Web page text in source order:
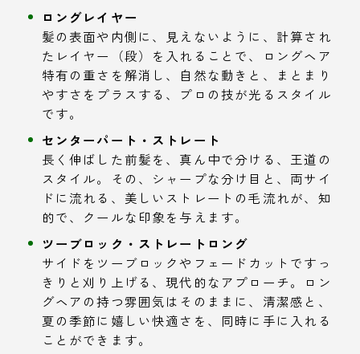
ロングレイヤー
髪の表面や内側に、見えないように、計算され
たレイヤー（段）を入れることで、ロングヘア
特有の重さを解消し、自然な動きと、まとまり
やすさをプラスする、プロの技が光るスタイル
です。
センターパート・ストレート
長く伸ばした前髪を、真ん中で分ける、王道の
スタイル。その、シャープな分け目と、両サイ
ドに流れる、美しいストレートの毛流れが、知
的で、クールな印象を与えます。
ツーブロック・ストレートロング
サイドをツーブロックやフェードカットですっ
きりと刈り上げる、現代的なアプローチ。ロン
グヘアの持つ雰囲気はそのままに、清潔感と、
夏の季節に嬉しい快適さを、同時に手に入れる
ことができます。